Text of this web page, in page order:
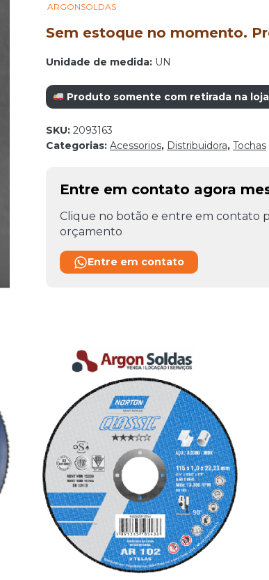
ARGONSOLDAS
Sem estoque no momento.
Unidade de medida:UN
Produto somente com retirada na loja
SKU: 2093163
Categorias: Acessorios, Distribuidora, Tochas
Entre em contato agora
Clique no botão e entre em contato
orçamento
Entre em contato